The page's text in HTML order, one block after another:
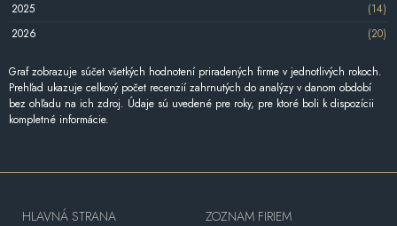
2025
(14)
2026
(20)
Graf zobrazuje súčet všetkých hodnotení priradených firme v jednotlivých rokoch.
Prehľad ukazuje celkový počet recenzií zahrnutých do analýzy v danom období
bez ohľadu na ich zdroj. Údaje sú uvedené pre roky, pre ktoré boli k dispozícii
kompletné informácie.
HLAVNÁ STRANA
ZOZNAM FIRIEM